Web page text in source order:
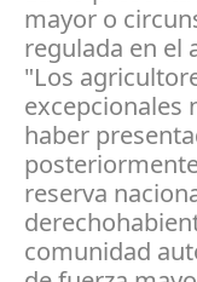
mayor o
regulada en el
"Los
excepcionales
haber
reserva
comunidad